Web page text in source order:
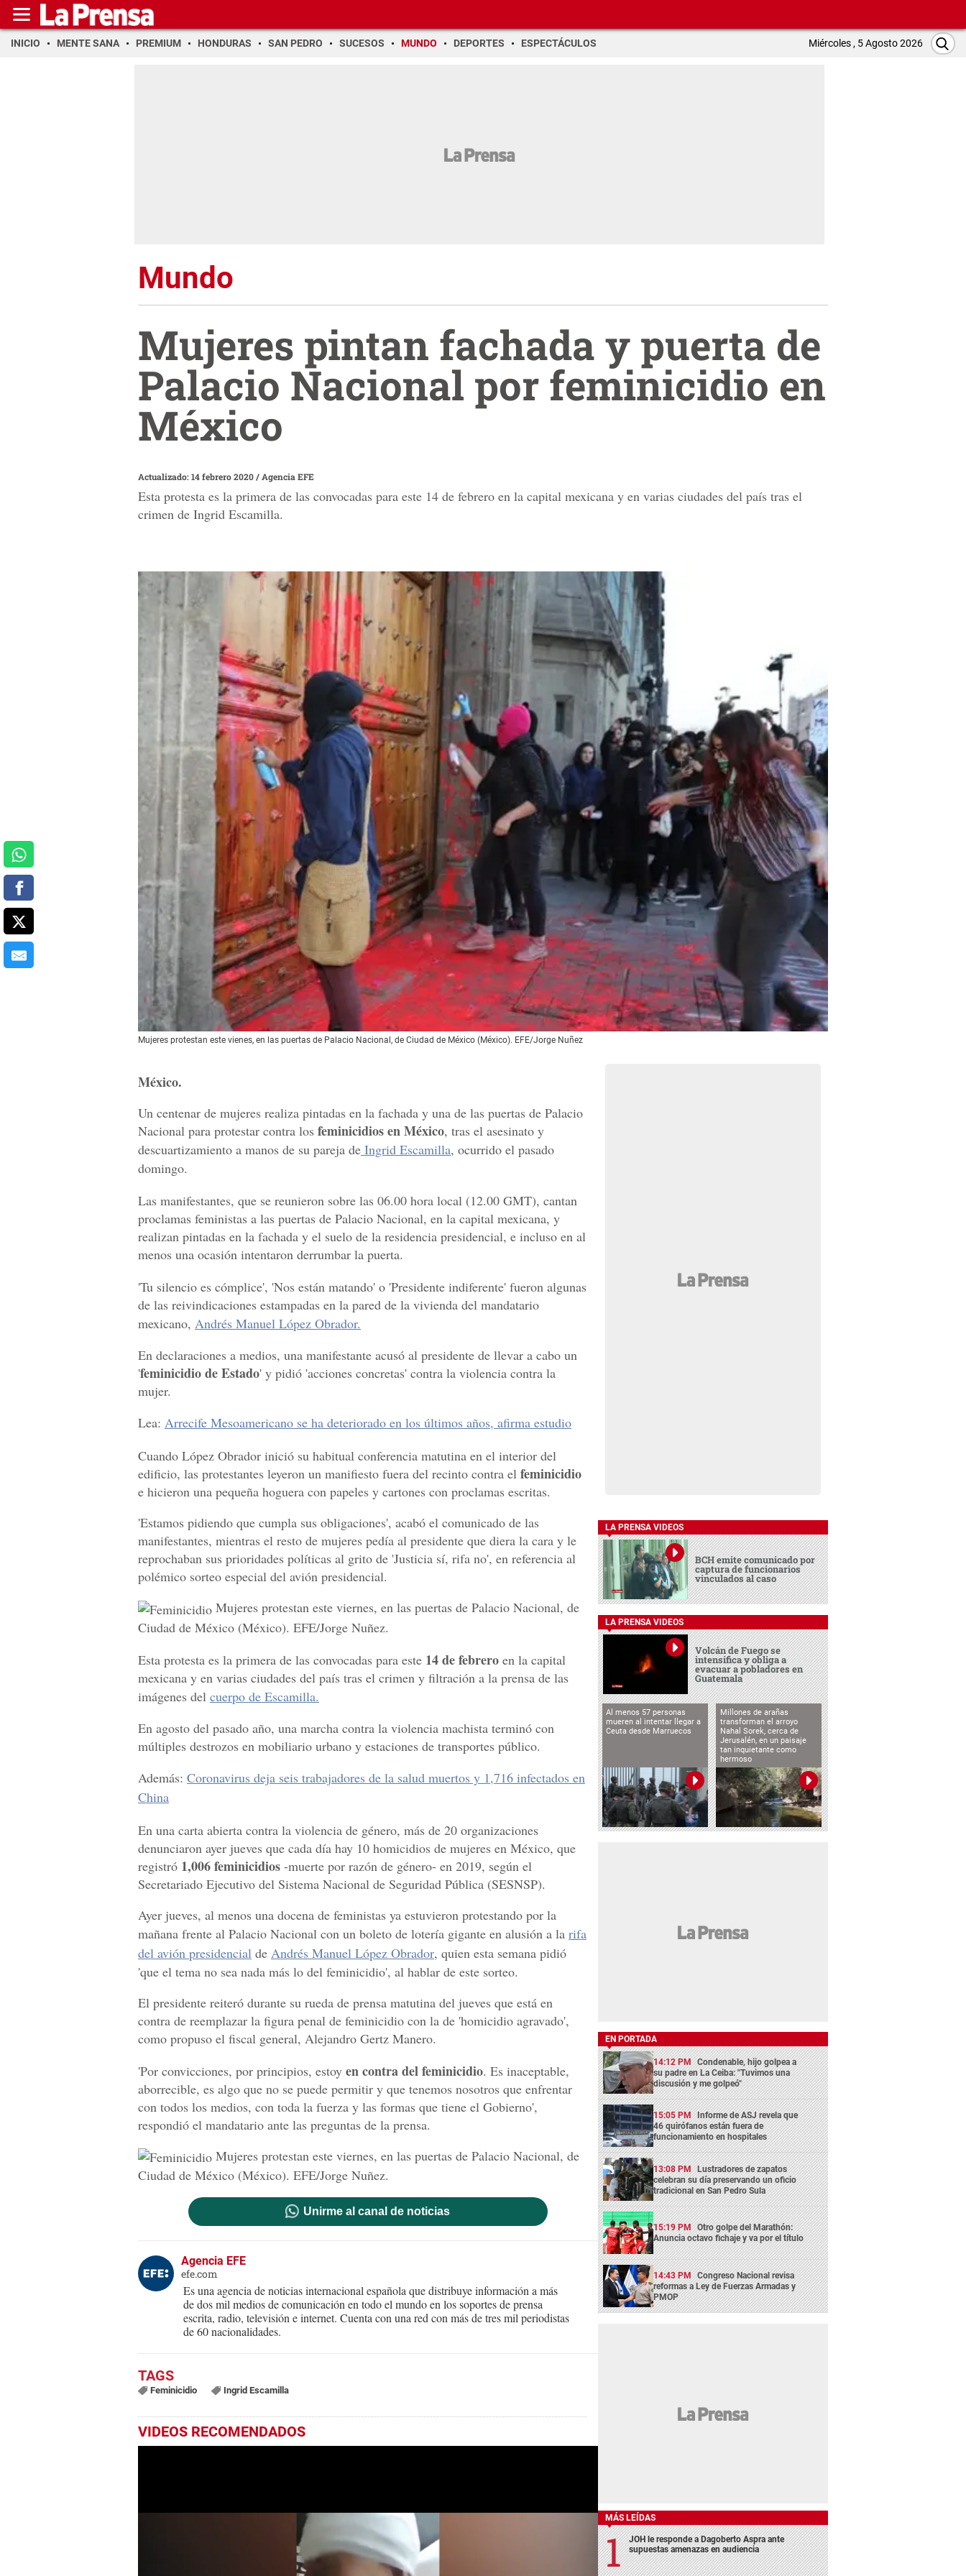
INICIO MENTE SANA PREMIUM HONDURAS SAN PEDRO SUCESOS MUNDO DEPORTES ESPECTÁCULOS Miércoles , 5 Agosto 2026
Mundo
Mujeres pintan fachada y puerta de
Palacio Nacional por feminicidio en
México
Actualizado: 14 febrero 2020/ Agencia EFE
Esta protesta es la primera de las convocadas para este 14 de febrero en la capital mexicana y en varias ciudades del país tras el
crimen de Ingrid Escamilla.
Mujeres protestan este vienes, en las puertas de Palacio Nacional, de Ciudad de México (México). EFE/Jorge Nuñez
México.
Un centenar de mujeres realiza pintadas en la fachada y una de las puertas de Palacio
Nacional para protestar contra los feminicidios en México, tras el asesinato y
descuartizamiento a manos de su pareja de Ingrid Escamilla, ocurrido el pasado
domingo.
Las manifestantes, que se reunieron sobre las 06.00 hora local (12.00 GMT), cantan
proclamas feministas a las puertas de Palacio Nacional, en la capital mexicana, y
realizan pintadas en la fachada y el suelo de la residencia presidencial, e incluso en al
menos una ocasión intentaron derrumbar la puerta.
'Tu silencio es cómplice', 'Nos están matando' o 'Presidente indiferente' fueron algunas
de las reivindicaciones estampadas en la pared de la vivienda del mandatario
mexicano, Andrés Manuel López Obrador.
En declaraciones a medios, una manifestante acusó al presidente de llevar a cabo un
'feminicidio de Estado' y pidió 'acciones concretas' contra la violencia contra la
mujer.
Lea: Arrecife Mesoamericano se ha deteriorado en los últimos años, afirma estudio
Cuando López Obrador inició su habitual conferencia matutina en el interior del
edificio, las protestantes leyeron un manifiesto fuera del recinto contra el feminicidio
e hicieron una pequeña hoguera con papeles y cartones con proclamas escritas.
'Estamos pidiendo que cumpla sus obligaciones', acabó el comunicado de las
manifestantes, mientras el resto de mujeres pedía al presidente que diera la cara y le
reprochaban sus prioridades políticas al grito de 'Justicia sí, rifa no', en referencia al
polémico sorteo especial del avión presidencial.
Mujeres protestan este viernes, en las puertas de Palacio Nacional, de
Ciudad de México (México). EFE/Jorge Nuñez.
Esta protesta es la primera de las convocadas para este 14 de febrero en la capital
mexicana y en varias ciudades del país tras el crimen y filtración a la prensa de las
imágenes del cuerpo de Escamilla.
En agosto del pasado año, una marcha contra la violencia machista terminó con
múltiples destrozos en mobiliario urbano y estaciones de transportes público.
Además: Coronavirus deja seis trabajadores de la salud muertos y 1,716 infectados en
China
En una carta abierta contra la violencia de género, más de 20 organizaciones
denunciaron ayer jueves que cada día hay 10 homicidios de mujeres en México, que
registró 1,006 feminicidios -muerte por razón de género- en 2019, según el
Secretariado Ejecutivo del Sistema Nacional de Seguridad Pública (SESNSP).
Ayer jueves, al menos una docena de feministas ya estuvieron protestando por la
mañana frente al Palacio Nacional con un boleto de lotería gigante en alusión a la rifa
del avión presidencial de Andrés Manuel López Obrador, quien esta semana pidió
'que el tema no sea nada más lo del feminicidio', al hablar de este sorteo.
El presidente reiteró durante su rueda de prensa matutina del jueves que está en
contra de reemplazar la figura penal de feminicidio con la de 'homicidio agravado',
como propuso el fiscal general, Alejandro Gertz Manero.
'Por convicciones, por principios, estoy en contra del feminicidio. Es inaceptable,
aborrecible, es algo que no se puede permitir y que tenemos nosotros que enfrentar
con todos los medios, con toda la fuerza y las formas que tiene el Gobierno',
respondió el mandatario ante las preguntas de la prensa.
Mujeres protestan este viernes, en las puertas de Palacio Nacional, de
Ciudad de México (México). EFE/Jorge Nuñez.
Unirme al canal de noticias
Agencia EFE
efe.com
Es una agencia de noticias internacional española que distribuye información a más
de dos mil medios de comunicación en todo el mundo en los soportes de prensa
escrita, radio, televisión e internet. Cuenta con una red con más de tres mil periodistas
de 60 nacionalidades.
Feminicidio Ingrid Escamilla
VIDEOS RECOMENDADOS
LA PRENSA VIDEOS
BCH emite comunicado por
captura de funcionarios
vinculados al caso
LA PRENSA VIDEOS
Volcán de Fuego se
intensifica y obliga a
evacuar a pobladores en
Guatemala
Al menos 57 personas
mueren al intentar llegar a
Ceuta desde Marruecos
Millones de arañas
transforman el arroyo
Nahal Sorek, cerca de
Jerusalén, en un paisaje
tan inquietante como
hermoso
EN PORTADA
14:12 PM Condenable, hijo golpea a
su padre en La Ceiba: "Tuvimos una
discusión y me golpeó"
15:05 PM Informe de ASJ revela que
46 quirófanos están fuera de
funcionamiento en hospitales
13:08 PM Lustradores de zapatos
celebran su día preservando un oficio
tradicional en San Pedro Sula
15:19 PM Otro golpe del Marathón:
Anuncia octavo fichaje y va por el título
14:43 PM Congreso Nacional revisa
reformas a Ley de Fuerzas Armadas y
PMOP
MÁS LEÍDAS
JOH le responde a Dagoberto Aspra ante
supuestas amenazas en audiencia